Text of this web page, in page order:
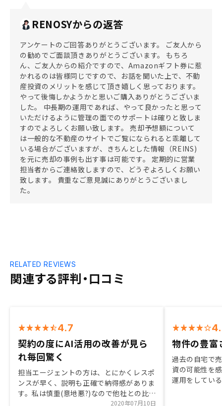
RENOSYからの返答
アンケートのご回答ありがとうございます。 ご友人から
の勧めでご面談頂きありがとうございます。 もちろ
ん、ご友人からの紹介ですので、Amazonギフト券に惹
かれるのは皆様同じですので、お話を聞いた上で、不動
産投資のメリットを感じて頂き嬉しく思っております。
やって後悔しかようかと思いご購入ありがとうございま
した。 中長期の運用であれば、やって良かったと思って
いただけるように管理の面でのサポートは確りと致しま
すのでよろしくお願い致します。 売却予想額について
は一般的な不動産のサイトでご覧になられると乖離して
いる場合がございますが、きちんとした情報（REINS)
を元に売却の事例も出す事は可能です。 定期的に営業
担当者からご連絡致しますので、どうぞよろしくお願い
致します。 貴重なご意見誠にありがとうございまし
た。
関連する評判・口コミ
RELATED REVIEWS
4.7
契約の度にAI活用の改善が見ら
れ毎回驚く
担当エージェントの方は、とにかくレスポ
ンスが早く、説明も正確で納得感がありま
す。私は慎重(意地悪?)なので他社との比較
もしっかりしましたが、エージェントの方
2020年07月10日
物件の豊富
過去の自宅で
資の可能性を
運用をしてい